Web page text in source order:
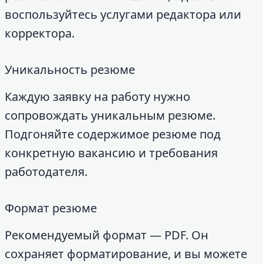
воспользуйтесь услугами редактора или
корректора.
Уникальность резюме
Каждую заявку на работу нужно
сопровождать уникальным резюме.
Подгоняйте содержимое резюме под
конкретную вакансию и требования
работодателя.
Формат резюме
Рекомендуемый формат — PDF. Он
сохраняет форматирование, и вы можете